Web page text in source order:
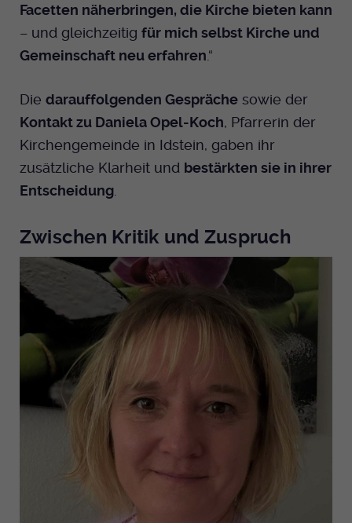
Facetten näherbringen, die Kirche bieten kann
– und gleichzeitig für mich selbst Kirche und
Gemeinschaft neu erfahren.“
Die darauffolgenden Gespräche sowie der
Kontakt zu Daniela Opel-Koch, Pfarrerin der
Kirchengemeinde in Idstein, gaben ihr
zusätzliche Klarheit und bestärkten sie in ihrer
Entscheidung
Zwischen Kritik und Zuspruch